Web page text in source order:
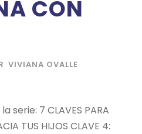
CON
VIVIANA OVALLE
serie: 7 CLAVES PARA
TUS HIJOS CLAVE 4: